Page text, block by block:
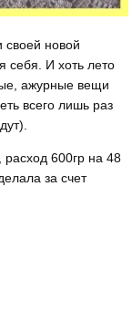
своей новой
себя. И хоть лето
ажурные вещи
всего лишь раз
расход 600гр на 48
за счет